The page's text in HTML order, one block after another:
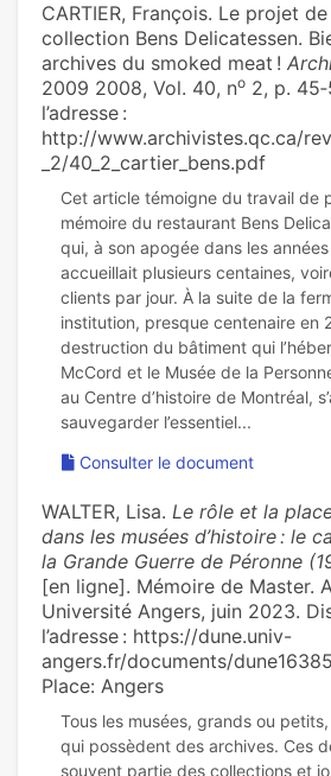
CARTIER, François. Le projet
collection Bens Delicatessen.
archives du smoked meat !
2009 2008, Vol. 40, no 2, p.
l’adresse :
http://www.archivistes.qc.ca/
_2/40_2_cartier_bens.pdf
Cet article témoigne du travail de
mémoire du restaurant Bens
qui, à son apogée dans les
accueillait plusieurs centaines,
clients par jour. À la suite de la
institution, presque centenaire en
destruction du bâtiment qui
McCord et le Musée de la
au Centre d’histoire de Montréal,
Consulter le document
WALTER, Lisa. Le rôle et la
dans les musées d’histoire : le
la Grande Guerre de Péronne
[en ligne]. Mémoire de Master.
Université Angers, juin 2023.
l’adresse : https://dune.univ-
angers.fr/documents/
Place: Angers
Tous les musées, grands ou
qui possèdent des archives. Ces
souvent partie des collections et